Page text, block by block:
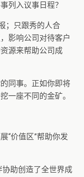
列入议事日程？
；只跟秀的人合
影响公司对待客户
源来帮助公司成
同事。正如你即将
一座不同的金矿。
“价值区”帮助你发
助创造了全世界成